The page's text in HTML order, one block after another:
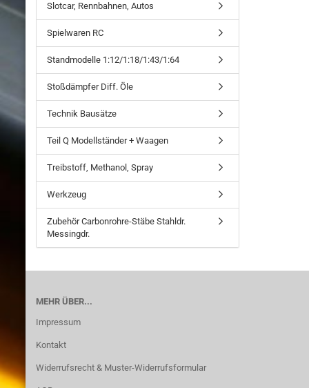
Slotcar, Rennbahnen, Autos
Spielwaren RC
Standmodelle 1:12/1:18/1:43/1:64
Stoßdämpfer Diff. Öle
Technik Bausätze
Teil Q Modellständer + Waagen
Treibstoff, Methanol, Spray
Werkzeug
Zubehör Carbonrohre-Stäbe Stahldr.
Messingdr.
MEHR ÜBER...
Impressum
Kontakt
Widerrufsrecht & Muster-Widerrufsformular